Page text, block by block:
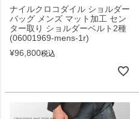
ナイルクロコダイル ショルダー
バッグ メンズ マット加工 セン
ター取り ショルダーベルト2種
(06001969-mens-1r)
¥96,800税込